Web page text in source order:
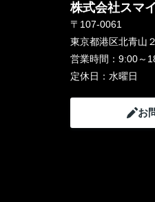
株式会社スマ
〒107-0061
東京都港区北青山
営業時間： 9:00～
定休日： 水曜日
お